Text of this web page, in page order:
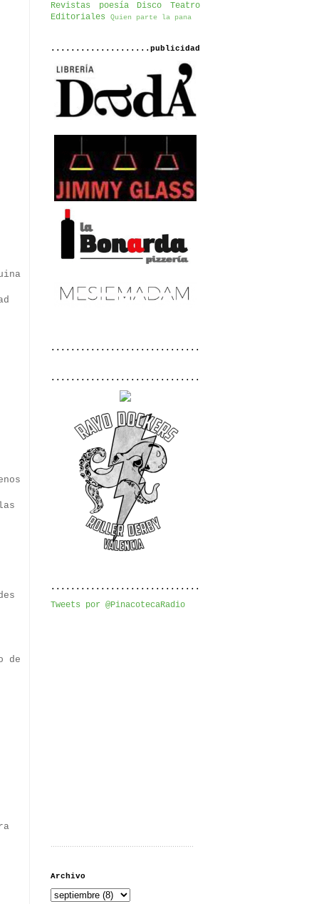
de
Revistas
poesía Disco
Teatro
Editoriales
Quien parte la pana
....................publicidad
..............................
..............................
..............................
Tweets por @PinacotecaRadio
Archivo